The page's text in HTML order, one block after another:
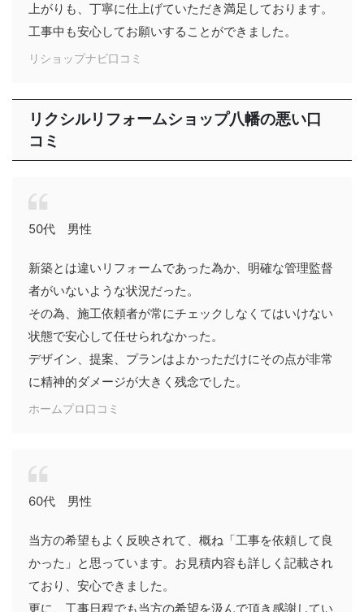
上がりも、丁寧に仕上げていただき満足しております。
工事中も安心してお願いすることができました。
リショップナビ口コミ
リクシルリフォームショップ八幡の悪い口
コミ
50代 男性
新築とは違いリフォームであった為か、明確な管理監督
者がいないような状況だった。
その為、施工依頼者が常にチェックしなくてはいけない
状態で安心して任せられなかった。
デザイン、提案、プランはよかっただけにその点が非常
に精神的ダメージが大きく残念でした。
ホームプロ口コミ
60代 男性
当方の希望もよく反映されて、概ね「工事を依頼して良
かった」と思っています。お見積内容も詳しく記載され
ており、安心できました。
更に、工事日程でも当方の希望を汲んで頂き感謝してい